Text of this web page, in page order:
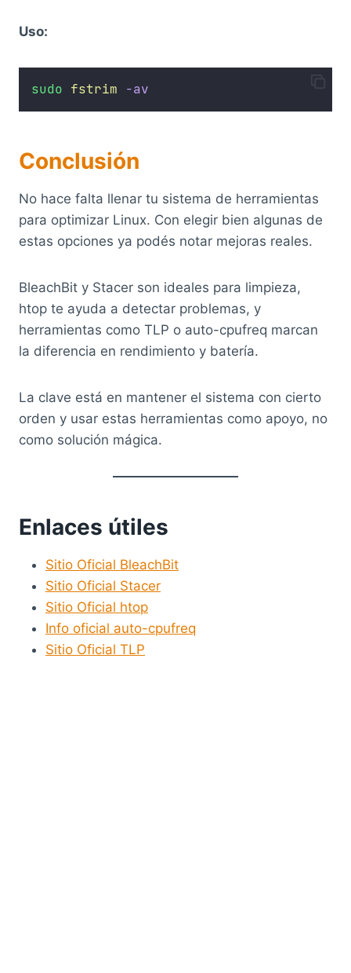
Uso:
sudo fstrim -av
Conclusión
No hace falta llenar tu sistema de herramientas
para optimizar Linux. Con elegir bien algunas de
estas opciones ya podés notar mejoras reales.
BleachBit y Stacer son ideales para limpieza,
htop te ayuda a detectar problemas, y
herramientas como TLP o auto-cpufreq marcan
la diferencia en rendimiento y batería.
La clave está en mantener el sistema con cierto
orden y usar estas herramientas como apoyo, no
como solución mágica.
Enlaces útiles
Sitio Oficial BleachBit
Sitio Oficial Stacer
Sitio Oficial htop
Info oficial auto-cpufreq
Sitio Oficial TLP